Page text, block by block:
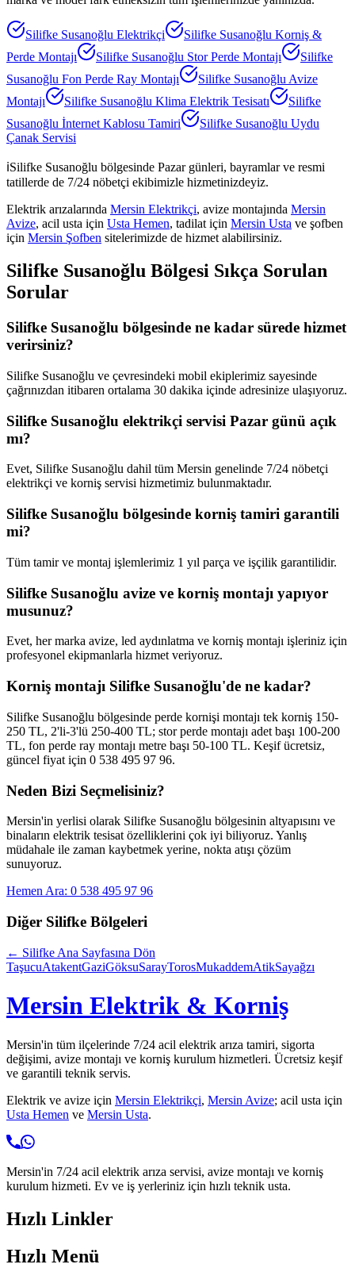
Silifke Susanoğlu Elektrikçi Silifke Susanoğlu Korniş &
Perde Montajı
Silifke Susanoğlu Stor Perde Montajı
Silifke
Susanoğlu Fon Perde Ray Montajı Silifke Susanoğlu Avize
Montajı
Silifke Susanoğlu Klima Elektrik Tesisatı
Silifke
Susanoğlu İnternet Kablosu Tamiri Silifke Susanoğlu Uydu
Çanak Servisi
ℹ️Silifke Susanoğlu bölgesinde Pazar günleri, bayramlar ve resmi
tatillerde de 7/24 nöbetçi ekibimizle hizmetinizdeyiz.
Elektrik arızalarında Mersin Elektrikçi, avize montajında Mersin
Avize, acil usta için Usta Hemen, tadilat için Mersin Usta ve şofben
için Mersin Şofben sitelerimizde de hizmet alabilirsiniz.
Silifke Susanoğlu Bölgesi Sıkça Sorulan
Sorular
Silifke Susanoğlu bölgesinde ne kadar sürede hizmet
verirsiniz?
Silifke Susanoğlu ve çevresindeki mobil ekiplerimiz sayesinde
çağrınızdan itibaren ortalama 30 dakika içinde adresinize ulaşıyoruz.
Silifke Susanoğlu elektrikçi servisi Pazar günü açık
mı?
Evet, Silifke Susanoğlu dahil tüm Mersin genelinde 7/24 nöbetçi
elektrikçi ve korniş servisi hizmetimiz bulunmaktadır.
Silifke Susanoğlu bölgesinde korniş tamiri garantili
mi?
Tüm tamir ve montaj işlemlerimiz 1 yıl parça ve işçilik garantilidir.
Silifke Susanoğlu avize ve korniş montajı yapıyor
musunuz?
Evet, her marka avize, led aydınlatma ve korniş montajı işleriniz için
profesyonel ekipmanlarla hizmet veriyoruz.
Korniş montajı Silifke Susanoğlu'de ne kadar?
Silifke Susanoğlu bölgesinde perde kornişi montajı tek korniş 150-
250 TL, 2'li-3'lü 250-400 TL; stor perde montajı adet başı 100-200
TL, fon perde ray montajı metre başı 50-100 TL. Keşif ücretsiz,
güncel fiyat için 0 538 495 97 96.
Neden Bizi Seçmelisiniz?
Mersin'in yerlisi olarak Silifke Susanoğlu bölgesinin altyapısını ve
binaların elektrik tesisat özelliklerini çok iyi biliyoruz. Yanlış
müdahale ile zaman kaybetmek yerine, nokta atışı çözüm
sunuyoruz.
Hemen Ara: 0 538 495 97 96
Diğer Silifke Bölgeleri
← Silifke Ana Sayfasına Dön
TaşucuAtakentGaziGöksuSarayTorosMukaddemAtikSayağzı
Mersin Elektrik & Korniş
Mersin'in tüm ilçelerinde 7/24 acil elektrik arıza tamiri, sigorta
değişimi, avize montajı ve korniş kurulum hizmetleri. Ücretsiz keşif
ve garantili teknik servis.
Elektrik ve avize için Mersin Elektrikçi, Mersin Avize; acil usta için
Usta Hemen ve Mersin Usta.
Mersin'in 7/24 acil elektrik arıza servisi, avize montajı ve korniş
kurulum hizmeti. Ev ve iş yerleriniz için hızlı teknik usta.
Hızlı Linkler
Hızlı Menü